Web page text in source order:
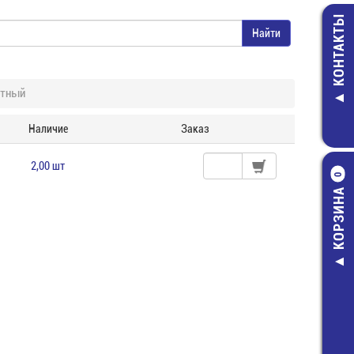
КОНТАКТЫ
КОРЗИНА
0
Наличие Заказ
2,00 шт